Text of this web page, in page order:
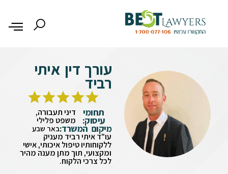
עורך דין איתי
רביד
תחומי
עיסוק:
דיני תעבורה,
משפט פלילי
מיקום המשרד:באר שבע
עו"ד איתי רביד מעניק
ללקוחותיו טיפול איכותי, אישי
ומקצועי, תוך מתן מענה מהיר
לכל צרכי הלקוח.